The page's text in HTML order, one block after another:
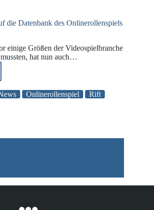
die Datenbank des Onlinerollenspiels
einige Größen der Videospielbranche
hat nun auch…
Onlinerollenspiel Rift